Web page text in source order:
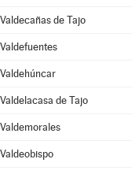
Valdecañas de Tajo
Valdefuentes
Valdehúncar
Valdelacasa de Tajo
Valdemorales
Valdeobispo